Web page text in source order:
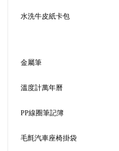
水洗牛皮紙卡包
金屬筆
溫度計萬年曆
PP線圈筆記簿
毛氈汽車座椅掛袋